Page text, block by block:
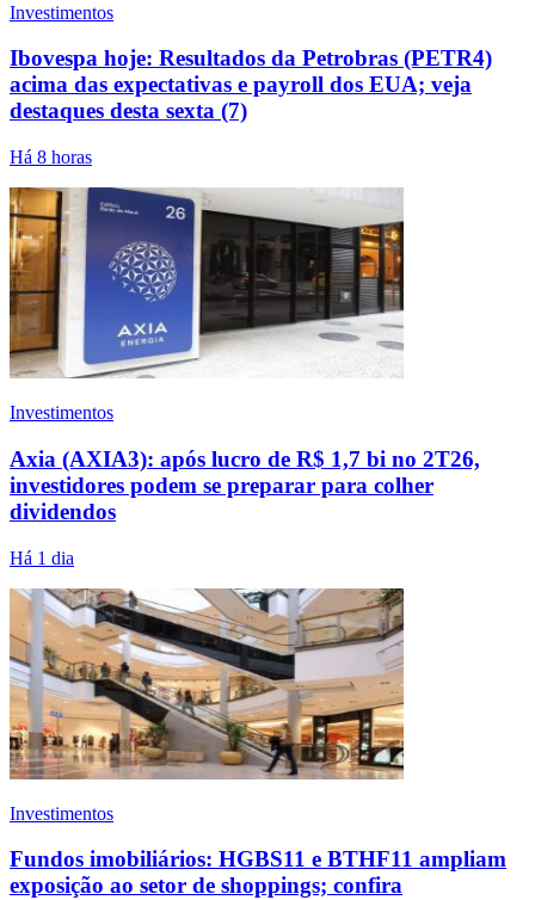
Investimentos
Ibovespa hoje: Resultados da Petrobras (PETR4)
acima das expectativas e payroll dos EUA; veja
destaques desta sexta (7)
Há 8 horas
Investimentos
Axia (AXIA3): após lucro de R$ 1,7 bi no 2T26,
investidores podem se preparar para colher
dividendos
Há 1 dia
Investimentos
Fundos imobiliários: HGBS11 e BTHF11 ampliam
exposição ao setor de shoppings; confira